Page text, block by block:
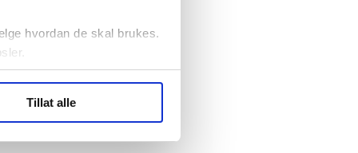
hvordan de skal brukes.
statistikk.
Tillat alle